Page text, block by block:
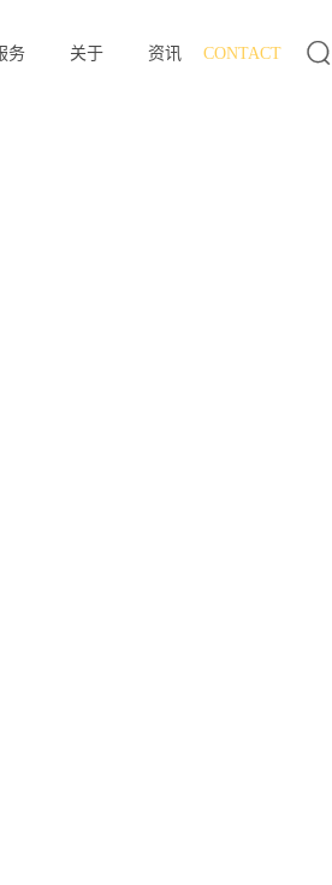

务 关于 资讯 联系
CONTACT 
关于 资讯